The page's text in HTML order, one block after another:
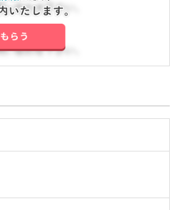
合わせ下さい。
合わせ下さい。